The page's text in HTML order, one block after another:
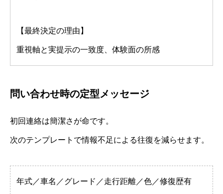
【最終決定の理由】
重視軸と実提示の一致度、体験面の所感
問い合わせ時の定型メッセージ
初回連絡は簡潔さが命です。
次のテンプレートで情報不足による往復を減らせます。
年式／車名／グレード／走行距離／色／修復歴有